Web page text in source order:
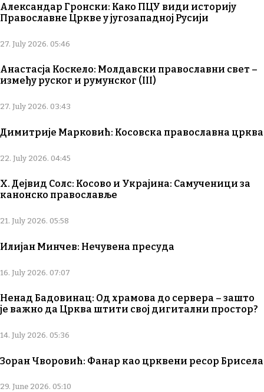
Александар Гронски: Како ПЦУ види историју
Православне Цркве у југозападној Русији
27. July 2026. 05:46
Анастасја Коскело: Молдавски православни свет –
између руског и румунског (III)
27. July 2026. 03:43
Димитрије Марковић: Косовска православна црква
22. July 2026. 04:45
Х. Дејвид Солс: Косово и Украјина: Самученици за
канонско православље
21. July 2026. 05:58
Илијан Минчев: Нечувена пресуда
16. July 2026. 07:07
Ненад Бадовинац: Од храмова до сервера – зашто
је важно да Црква штити свој дигитални простор?
14. July 2026. 05:36
Зоран Чворовић: Фанар као црквени ресор Брисела
29. June 2026. 05:10